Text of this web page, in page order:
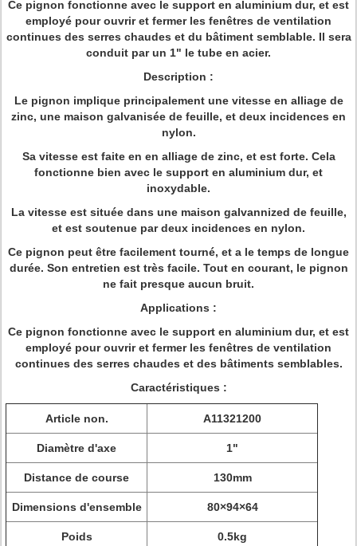
Ce pignon fonctionne avec le support en aluminium dur, et est
employé pour ouvrir et fermer les fenêtres de ventilation
continues des serres chaudes et du bâtiment semblable. Il sera
conduit par un 1" le tube en acier.
Description :
Le pignon implique principalement une vitesse en alliage de
zinc, une maison galvanisée de feuille, et deux incidences en
nylon.
Sa vitesse est faite en en alliage de zinc, et est forte. Cela
fonctionne bien avec le support en aluminium dur, et
inoxydable.
La vitesse est située dans une maison galvannized de feuille,
et est soutenue par deux incidences en nylon.
Ce pignon peut être facilement tourné, et a le temps de longue
durée. Son entretien est très facile. Tout en courant, le pignon
ne fait presque aucun bruit.
Applications :
Ce pignon fonctionne avec le support en aluminium dur, et est
employé pour ouvrir et fermer les fenêtres de ventilation
continues des serres chaudes et des bâtiments semblables.
Caractéristiques :
Article non. A11321200
Diamètre d'axe 1"
Distance de course 130mm
Dimensions d'ensemble 80×94×64
Poids 0.5kg